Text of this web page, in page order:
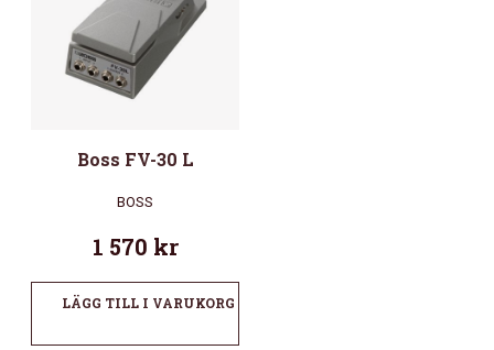
Boss FV-30 L
BOSS
1 570 kr
LÄGG TILL I VARUKORG